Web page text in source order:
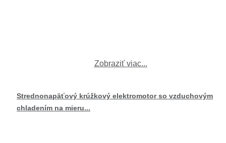
Zobraziť viac...
Strednonapäťový krúžkový elektromotor so vzduchovým
chladením na mieru...